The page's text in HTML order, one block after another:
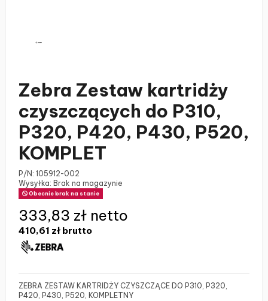
Zebra Zestaw kartridży
czyszczących do P310,
P320, P420, P430, P520,
KOMPLET
P/N: 105912-002
Wysyłka: Brak na magazynie
Obecnie brak na stanie
410,61 zł brutto
333,83 zł netto
ZEBRA ZESTAW KARTRIDŻY CZYSZCZĄCE DO P310, P320,
P420, P430, P520, KOMPLETNY